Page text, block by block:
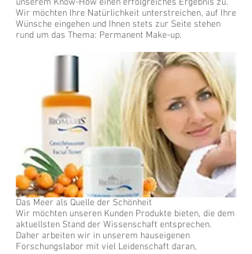
unserem Know-How einen erfolgreiches Ergebnis zu.
Wir möchten Ihre Natürlichkeit unterstreichen, auf Ihre
Wünsche eingehen und Ihnen stets zur Seite stehen
rund um das Thema: Permanent Make-up.
Das Meer als Quelle der Schönheit
Wir möchten unseren Kunden Produkte bieten, die dem
aktuellsten Stand der Wissenschaft entsprechen.
Daher arbeiten wir in unserem hauseigenen
Forschungslabor mit viel Leidenschaft daran,